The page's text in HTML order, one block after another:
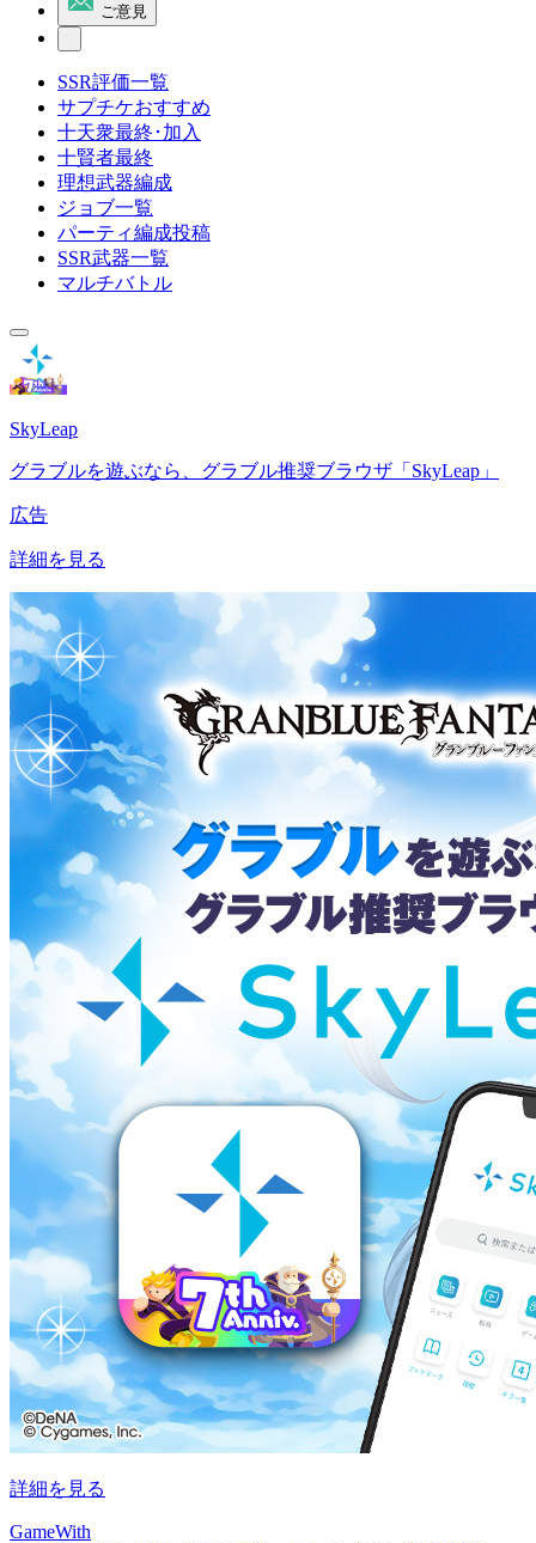
ご意見
SSR評価一覧
サプチケおすすめ
十天衆最終･加入
十賢者最終
理想武器編成
ジョブ一覧
パーティ編成投稿
SSR武器一覧
マルチバトル
SkyLeap
グラブルを遊ぶなら、グラブル推奨ブラウザ「SkyLeap」
広告
詳細を見る
詳細を見る
GameWith